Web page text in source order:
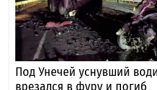
Под Унечей уснувший
врезался в фуру и погиб